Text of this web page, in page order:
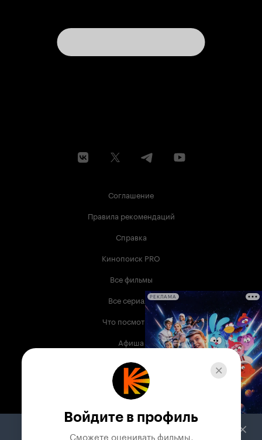
Соглашение
Правила рекомендаций
Справка
Кинопоиск PRO
Все фильмы
Все сериалы
Что посмотреть
Афиша
Музыка
Телепрограмма
Служба поддержки
РЕКЛАМА
Войдите в профиль
Сможете оценивать фильмы,